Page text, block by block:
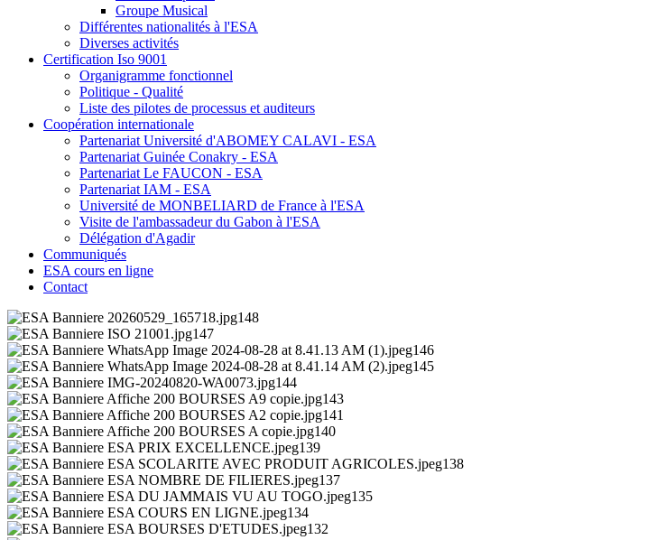
Groupe Musical
Différentes nationalités à l'ESA
Diverses activités
Certification Iso 9001
Organigramme fonctionnel
Politique - Qualité
Liste des pilotes de processus et auditeurs
Coopération internationale
Partenariat Université d'ABOMEY CALAVI - ESA
Partenariat Guinée Conakry - ESA
Partenariat Le FAUCON - ESA
Partenariat IAM - ESA
Université de MONBELIARD de France à l'ESA
Visite de l'ambassadeur du Gabon à l'ESA
Délégation d'Agadir
Communiqués
ESA cours en ligne
Contact